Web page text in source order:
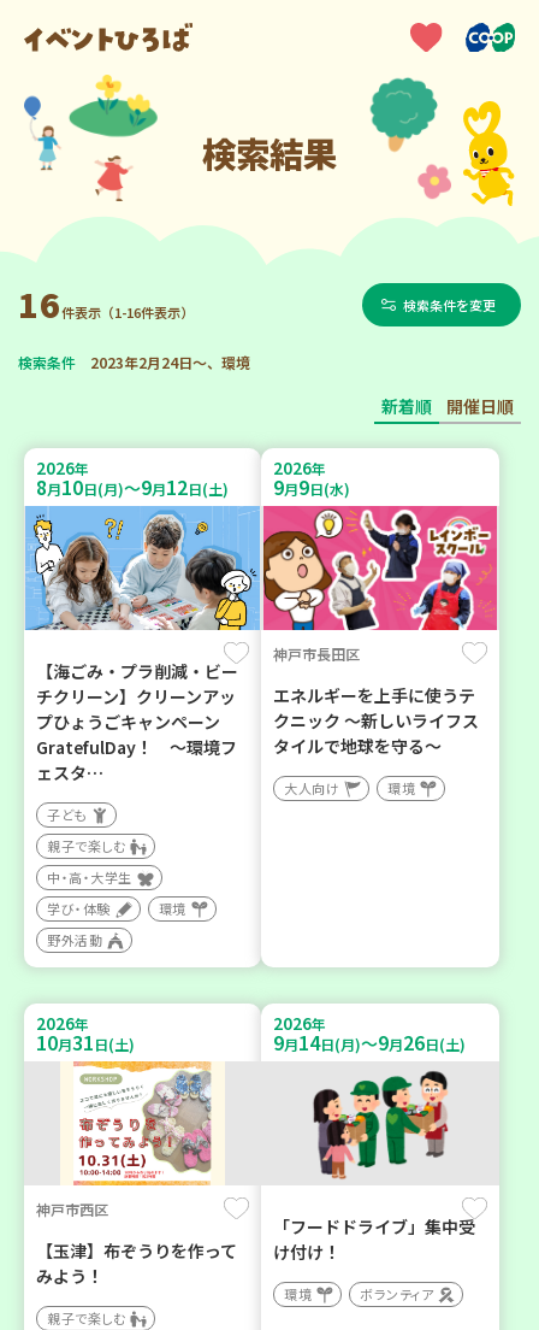
検索結果
16件表示（1-16件表示） 検索条件を変更
検索条件 2023年2月24日～、環境
新着順 開催日順
2026年
8月10日(月)～9月12日(土)
【海ごみ・プラ削減・ビー
チクリーン】クリーンアッ
プひょうごキャンペーン
GratefulDay！ ～環境フ
ェスタ…
子ども
親子で楽しむ
中・高・大学生
学び・体験
環境
野外活動
2026年
9月9日(水)
神戸市長田区
エネルギーを上手に使うテ
クニック ～新しいライフス
タイルで地球を守る～
大人向け 環境
2026年
10月31日(土)
神戸市西区
【玉津】布ぞうりを作って
みよう！
親子で楽しむ
2026年
9月14日(月)～9月26日(土)
「フードドライブ」集中受
け付け！
環境 ボランティア